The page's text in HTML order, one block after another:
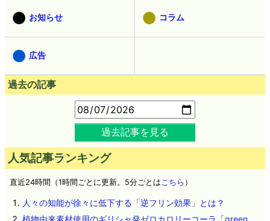
お知らせ コラム
広告
過去の記事
過去記事を見る
人気記事ランキング
直近24時間（1時間ごとに更新。5分ごとはこちら ）
人々の知能が徐々に低下する「逆フリン効果」とは？
植物由来素材使用のギリシャ発ゼロカロリーコーラ「green